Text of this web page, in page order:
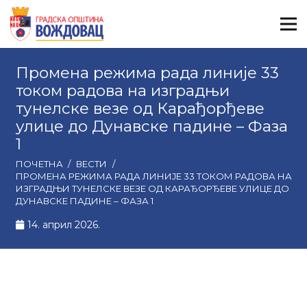
Промена режима рада линијe 33
током радова на изградњи
тунелске везе од Карађорђеве
улице до Дунавске падине – Фаза
1
ПОЧЕТНА / ВЕСТИ
/
ПРОМЕНА РЕЖИМА РАДА ЛИНИЈE 33 ТОКОМ РАДОВА НА
ИЗГРАДЊИ ТУНЕЛСКЕ ВЕЗЕ ОД КАРАЂОРЂЕВЕ УЛИЦЕ ДО
ДУНАВСКЕ ПАДИНЕ – ФАЗА 1
14. април 2026.